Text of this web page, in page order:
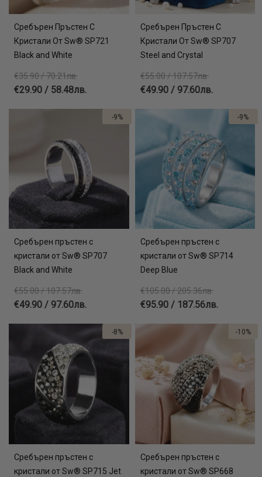
Сребърен Пръстен С
Кристали От Sw® SP721
Black and White
€35.90 / 70.21лв.
€29.90 / 58.48лв.
Сребърен Пръстен С
Кристали От Sw® SP707
Steel and Crystal
€55.00 / 107.57лв.
€49.90 / 97.60лв.
Сребърен пръстен с
кристали от Sw® SP707
Black and White
€55.00 / 107.57лв.
€49.90 / 97.60лв.
-9%
Сребърен пръстен с
кристали от Sw® SP714
Deep Blue
€105.00 / 205.36лв.
€95.90 / 187.56лв.
-9%
Сребърен пръстен с
кристали от Sw® SP715 Jet
-8%
Сребърен пръстен с
кристали от Sw® SP668
-10%